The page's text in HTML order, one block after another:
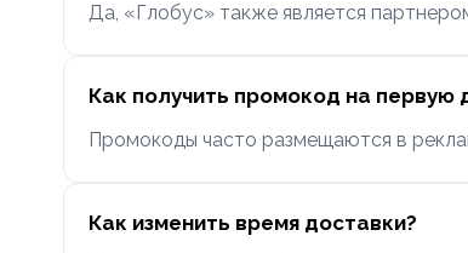
Да, «Глобус» также является
Как получить промокод на первую
Промокоды часто размещаются в
Как изменить время доставки?